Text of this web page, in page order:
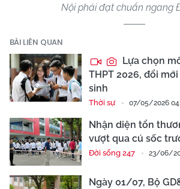
Nội phải đạt chuẩn ngang
BÀI LIÊN QUAN
Lựa chọn
THPT 2026, đổi
sinh
Thời sự 07/05/2026
Nhận diện tổn
vượt qua cú sốc
Đời sống 247 23/06/
Ngày 01/07, Bộ